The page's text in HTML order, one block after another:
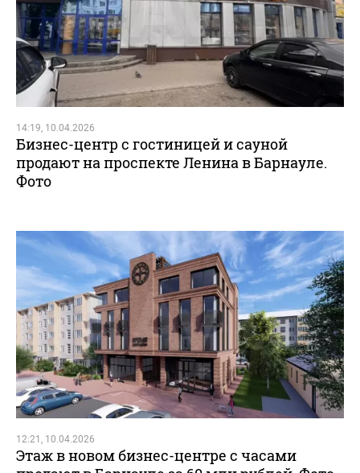
14:19, 10.04.2026
Бизнес-центр с гостиницей и сауной
продают на проспекте Ленина в Барнауле.
Фото
12:21, 10.04.2026
Этаж в новом бизнес-центре с часами